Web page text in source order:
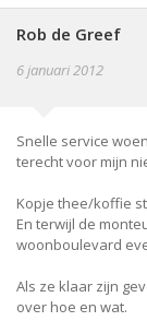
Rob de Greef
6 januari 2012
Snelle service
terecht voor mijn
Kopje thee/koffie
En terwijl de
woonboulevard
Als ze klaar zijn
over hoe en wat.